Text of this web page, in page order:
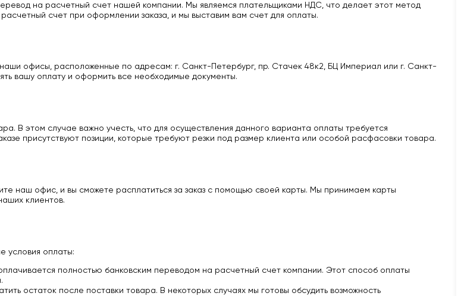
на расчетный счет нашей компании. Мы являемся плательщиками НДС, что делает этот метод
счет при оформлении заказа, и мы выставим вам счет для оплаты.
офисы, расположенные по адресам: г. Санкт-Петербург, пр. Стачек 48к2, БЦ Империал или г. Санкт-
вашу оплату и оформить все необходимые документы.
В этом случае важно учесть, что для осуществления данного варианта оплаты требуется
присутствуют позиции, которые требуют резки под размер клиента или особой расфасовки товара.
наш офис, и вы сможете расплатиться за заказ с помощью своей карты. Мы принимаем карты
клиентов.
условия оплаты:
полностью банковским переводом на расчетный счет компании. Этот способ оплаты
остаток после поставки товара. В некоторых случаях мы готовы обсудить возможность